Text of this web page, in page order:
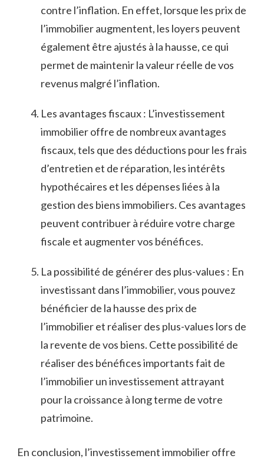
contre⁢ l’inflation. En effet, ⁢lorsque les prix ⁢de
l’immobilier augmentent, les⁣ loyers peuvent
également être⁢ ajustés à la ⁤hausse,⁢ ce qui
⁢permet⁤ de maintenir la valeur réelle de vos
revenus malgré l’inflation.
Les avantages‍ fiscaux : L’investissement
immobilier offre⁤ de nombreux avantages⁣
fiscaux, tels que des déductions pour les frais
d’entretien et de réparation, les intérêts
hypothécaires et ⁣les⁤ dépenses liées ​à la
gestion des ⁤biens immobiliers.‌ Ces‍ avantages
peuvent contribuer à réduire votre charge
fiscale et ‌augmenter vos bénéfices.
La possibilité de générer des plus-values : En
‍investissant dans‌ l’immobilier, vous pouvez
bénéficier de ‍la hausse ⁣des prix de
l’immobilier⁢ et réaliser des ⁢plus-values lors de
la revente de vos​ biens. Cette‍ possibilité de
réaliser⁢ des bénéfices ⁣importants fait de
l’immobilier un investissement attrayant
pour la croissance⁤ à long terme de votre
patrimoine.
En ⁢conclusion, l’investissement ​immobilier offre